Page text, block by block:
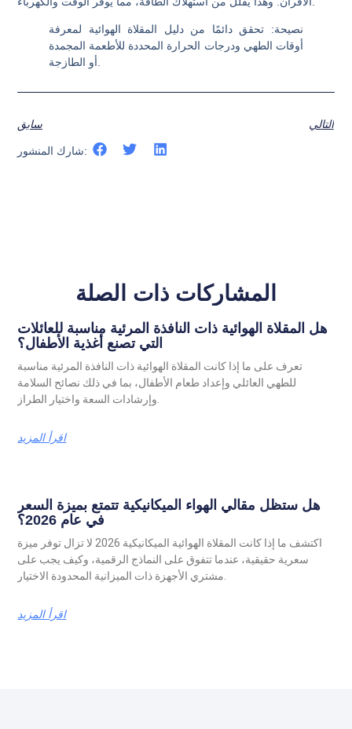
نصيحة: تحقق دائمًا من دليل المقلاة الهوائية لمعرفة
أوقات الطهي ودرجات الحرارة المحددة للأطعمة المجمدة
أو الطازجة.
سابق التالي
شارك المنشور:
المشاركات ذات الصلة
هل المقلاة الهوائية ذات النافذة المرئية مناسبة للعائلات
التي تصنع أغذية الأطفال؟
تعرف على ما إذا كانت المقلاة الهوائية ذات النافذة المرئية مناسبة
للطهي العائلي وإعداد طعام الأطفال، بما في ذلك نصائح السلامة
وإرشادات السعة واختيار الطراز.
اقرأ المزيد
هل ستظل مقالي الهواء الميكانيكية تتمتع بميزة السعر
في عام 2026؟
اكتشف ما إذا كانت المقلاة الهوائية الميكانيكية 2026 لا تزال توفر ميزة
سعرية حقيقية، عندما تتفوق على النماذج الرقمية، وكيف يجب على
مشتري الأجهزة ذات الميزانية المحدودة الاختيار.
اقرأ المزيد